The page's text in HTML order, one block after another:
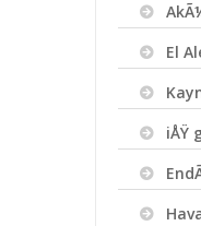
El
iÅŸ